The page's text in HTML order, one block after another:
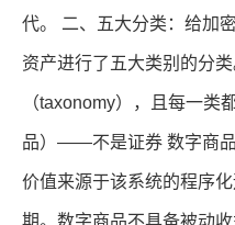
代。 二、五大分类：给加
资产进行了五大类别的分
（taxonomy），且每一
品）——不是证券 数字商
价值来源于该系统的程序
期。数字商品不具备被动